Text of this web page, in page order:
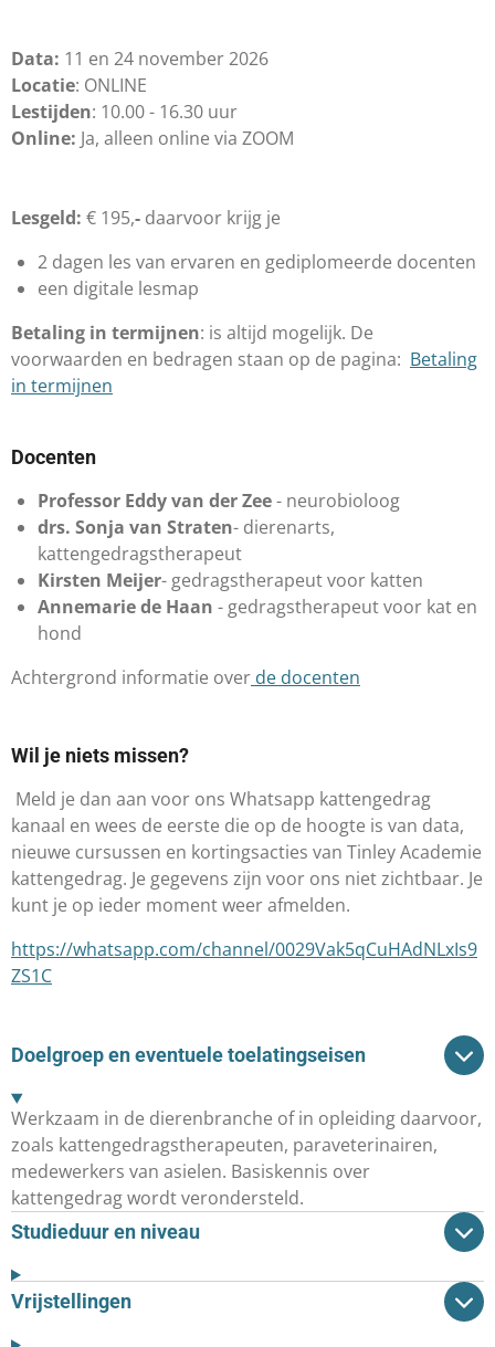
Data: 11 en 24 november 2026
Locatie: ONLINE
Lestijden: 10.00 - 16.30 uur
Online: Ja, alleen online via ZOOM
Lesgeld: € 195,- daarvoor krijg je
2 dagen les van ervaren en gediplomeerde docenten
een digitale lesmap
Betaling in termijnen: ​is altijd mogelijk. De
voorwaarden en bedragen staan op de pagina: Betaling
in termijnen
Docenten
Professor Eddy van der Zee- neurobioloog ​
drs. Sonja van Straten- dierenarts,
kattengedragstherapeut
Kirsten Meijer- gedragstherapeut voor katten
Annemarie de Haan - gedragstherapeut voor kat en
hond
Achtergrond informatie over de docenten
Wil je niets missen?
Meld je dan aan voor ons Whatsapp kattengedrag
kanaal en wees de eerste die op de hoogte is van data,
nieuwe cursussen en kortingsacties van Tinley Academie
kattengedrag. Je gegevens zijn voor ons niet zichtbaar. Je
kunt je op ieder moment weer afmelden.
https://whatsapp.com/channel/0029Vak5qCuHAdNLxIs9
ZS1C
Doelgroep en eventuele toelatingseisen
Werkzaam in de dierenbranche of in opleiding daarvoor,
zoals kattengedragstherapeuten, paraveterinairen,
medewerkers van asielen. Basiskennis over
kattengedrag wordt verondersteld.
Studieduur en niveau
Vrijstellingen